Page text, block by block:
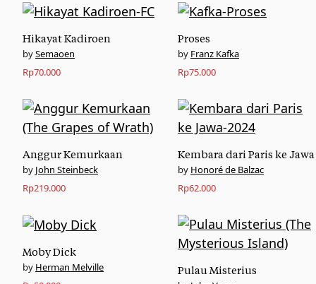
Rp220.000.
Rp210.000.
Hikayat Kadiroen
Semaoen
Rp70.000
Proses
Franz Kafka
Rp75.000
Anggur Kemurkaan
John Steinbeck
Rp219.000
Kembara dari Paris ke Jawa
Honoré de Balzac
Rp62.000
Moby Dick
Herman Melville
Pulau Misterius